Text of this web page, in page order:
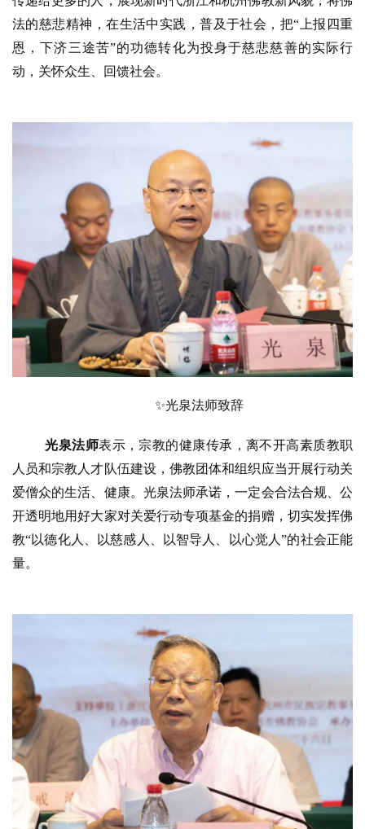
法的慈悲精神，在生活中实践，普及于社会，把“上报四重
恩，下济三途苦”的功德转化为投身于慈悲慈善的实际行
动，关怀众生、回馈社会。
✨光泉法师致辞
光泉法师表示，宗教的健康传承，离不开高素质教职
人员和宗教人才队伍建设，佛教团体和组织应当开展行动关
爱僧众的生活、健康。光泉法师承诺，一定会合法合规、公
开透明地用好大家对关爱行动专项基金的捐赠，切实发挥佛
教“以德化人、以慈感人、以智导人、以心觉人”的社会正能
量。